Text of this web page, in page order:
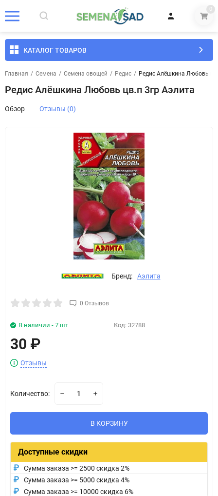
0
КАТАЛОГ ТОВАРОВ
Главная / Семена / Семена овощей / Редис / Редис Алёшкина Любовь
Редис Алёшкина Любовь цв.п 3гр Аэлита
Обзор Отзывы (0)
Бренд: Аэлита
0 Отзывов
В наличии - 7 шт Код: 32788
30 ₽
Отзывы
Количество:
В КОРЗИНУ
Доступные скидки
Сумма заказа >= 2500 скидка 2%
Сумма заказа >= 5000 скидка 4%
Сумма заказа >= 10000 скидка 6%